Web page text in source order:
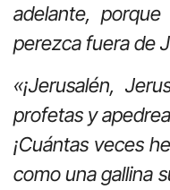
adelante,
perezca fuera de
«¡Jerusalén,
profetas y
¡Cuántas veces
como una gallina